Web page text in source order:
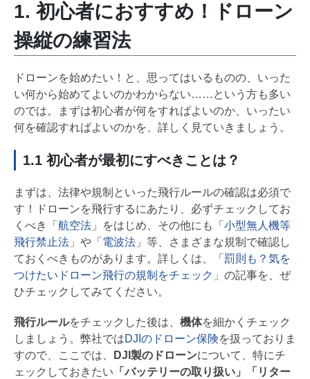
1. 初心者におすすめ！ドローン
操縦の練習法
ドローンを始めたい！と、思ってはいるものの、いった
い何から始めてよいのかわからない……という方も多い
のでは。まずは初心者が何をすればよいのか、いったい
何を確認すればよいのかを、詳しく見ていきましょう。
1.1 初心者が最初にすべきことは？
まずは、法律や規制といった飛行ルールの確認は必須で
す！ドローンを飛行するにあたり、必ずチェックしてお
くべき「 航空法 」をはじめ、その他にも「 小型無人機等
飛行禁止法 」や「 電波法 」等、さまざまな規制で確認し
ておくべきものがあります。詳しくは、「 罰則も？気を
つけたいドローン飛行の規制をチェック 」の記事を、ぜ
ひチェックしてみてください。
飛行ルールをチェックした後は、 機体を細かくチェック
しましょう。弊社ではDJIのドローン保険を扱っておりま
すので、ここでは、
DJI製のドローンについて、特にチ
ェックしておきたい 「バッテリーの取り扱い」「リター